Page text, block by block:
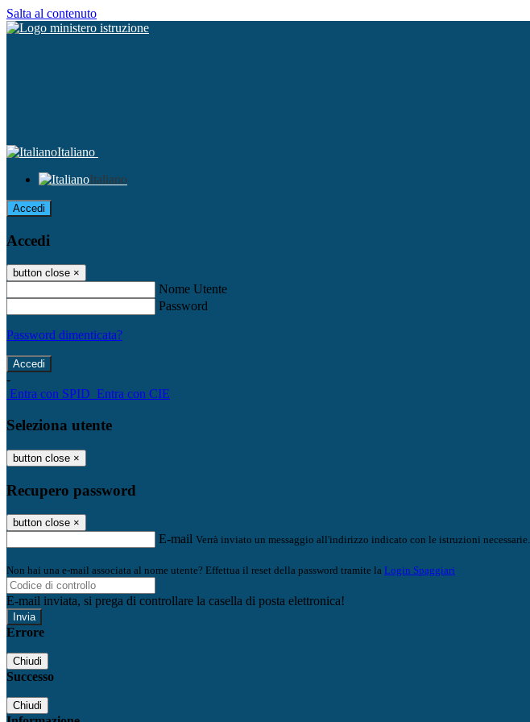
Salta al contenuto
Italiano
Italiano
Accedi
Accedi
button close ×
Nome Utente
Password
Password dimenticata?
-
Entra con SPID Entra con CIE
Seleziona utente
button close ×
Recupero password
button close ×
E-mail Verrà inviato un messaggio all'indirizzo indicato con le istruzioni necessarie.
Non hai una e-mail associata al nome utente? Effettua il reset della password tramite la Login Spaggiari
E-mail inviata, si prega di controllare la casella di posta elettronica!
Errore
Chiudi
Successo
Chiudi